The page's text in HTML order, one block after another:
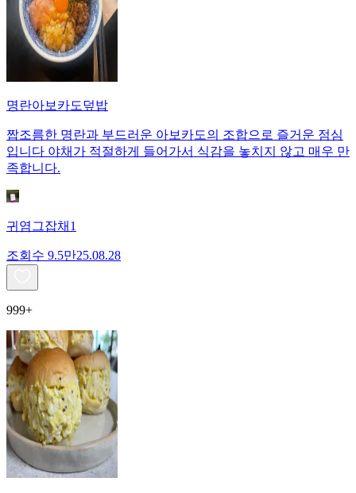
명란아보카도덮밥
짭조름한 명란과 부드러운 아보카도의 조합으로 즐거운 점심
입니다 야채가 적절하게 들어가서 식감을 놓치지 않고 매우 만
족합니다.
귀염그잡채1
조회수 9.5만25.08.28
999+